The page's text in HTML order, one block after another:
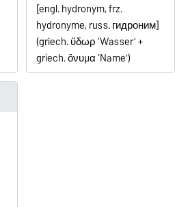
[engl. hydronym, frz.
hydronyme, russ. гидроним]
(griech. ὕδωρ ‘Wasser’ +
griech. ὄνυμα ‘Name’)